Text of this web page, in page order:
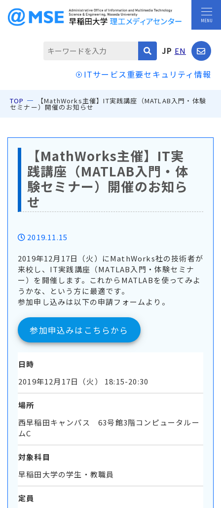
JP EN
ITサービス重要セキュリティ情報
TOP 【MathWorks主催】IT実践講座（MATLAB入門・体験
セミナー）開催のお知らせ
【MathWorks主催】IT実
践講座（MATLAB入門・体
験セミナー）開催のお知ら
せ
2019.11.15
2019年12月17日（火）にMathWorks社の技術者が
来校し、IT実践講座（MATLAB入門・体験セミナ
ー）を開催します。これからMATLABを使ってみよ
うかな、という方に最適です。
参加申し込みは以下の申請フォームより。
参加申込みはこちらから
日時
2019年12月17日（火） 18:15-20:30
場所
西早稲田キャンパス 63号館3階コンピュータルー
ムC
対象科目
早稲田大学の学生・教職員
定員